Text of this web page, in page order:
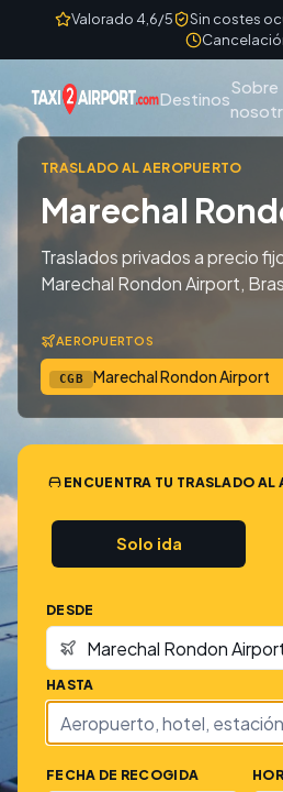
Skip to contentValorado 4,6/5 Sin costes
Destinos
Sobre
TRASLADO AL AEROPUERTO
Marechal
Traslados privados a precio
Marechal Rondon Airport,
AEROPUERTOS
CGB Marechal Rondon Airport
ENCUENTRA TU TRASLADO AL
Solo ida
DESDE
HASTA
FECHA DE RECOGIDA